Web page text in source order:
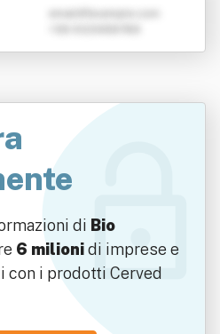
di Bio
6 milionidi imprese e
con i prodotti Cerved